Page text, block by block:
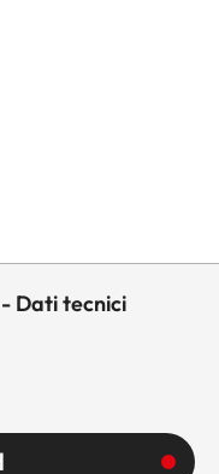
Dati tecnici